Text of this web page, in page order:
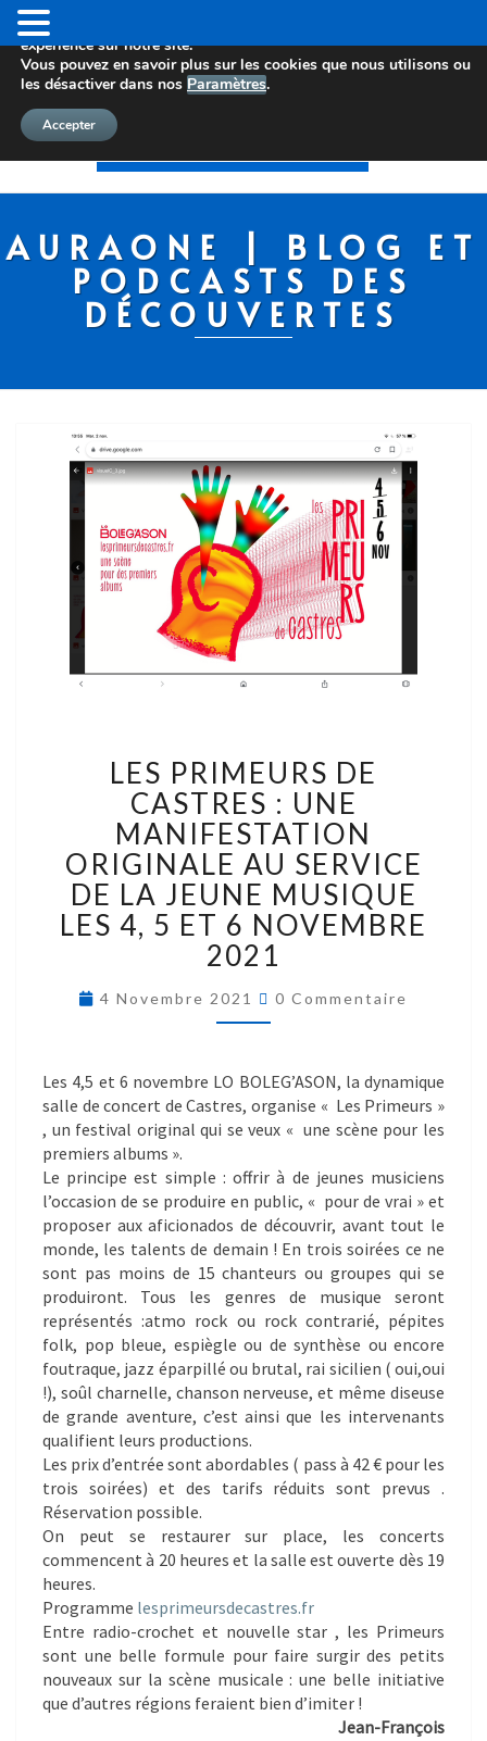
AURAONE | BLOG ET
PODCASTS DES
DÉCOUVERTES
LES PRIMEURS DE
CASTRES : UNE
MANIFESTATION
ORIGINALE AU SERVICE
DE LA JEUNE MUSIQUE
LES 4, 5 ET 6 NOVEMBRE
2021
4 Novembre 2021 0 Commentaire
Les 4,5 et 6 novembre LO BOLEG’ASON, la dynamique
salle de concert de Castres, organise « Les Primeurs »
, un festival original qui se veux « une scène pour les
premiers albums ».
Le principe est simple : offrir à de jeunes musiciens
l’occasion de se produire en public, « pour de vrai » et
proposer aux aficionados de découvrir, avant tout le
monde, les talents de demain ! En trois soirées ce ne
sont pas moins de 15 chanteurs ou groupes qui se
produiront. Tous les genres de musique seront
représentés :atmo rock ou rock contrarié, pépites
folk, pop bleue, espiègle ou de synthèse ou encore
foutraque, jazz éparpillé ou brutal, rai sicilien ( oui,oui
!), soûl charnelle, chanson nerveuse, et même diseuse
de grande aventure, c’est ainsi que les intervenants
qualifient leurs productions.
Les prix d’entrée sont abordables ( pass à 42 € pour les
trois soirées) et des tarifs réduits sont prevus .
Réservation possible.
On peut se restaurer sur place, les concerts
commencent à 20 heures et la salle est ouverte dès 19
heures.
Programme lesprimeursdecastres.fr
Entre radio-crochet et nouvelle star , les Primeurs
sont une belle formule pour faire surgir des petits
nouveaux sur la scène musicale : une belle initiative
que d’autres régions feraient bien d’imiter !
Jean-François
Nous utilisons des cookies pour vous offrir la meilleure
expérience sur notre site.
Vous pouvez en savoir plus sur les cookies que nous utilisons ou
les désactiver dans nos Paramètres.
Accepter